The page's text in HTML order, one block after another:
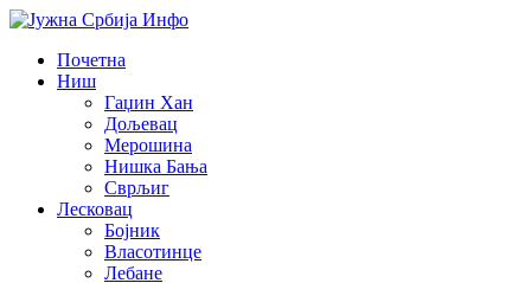
Почетна
Ниш
Гаџин Хан
Дољевац
Мерошина
Нишка Бања
Сврљиг
Лесковац
Бојник
Власотинце
Лебане